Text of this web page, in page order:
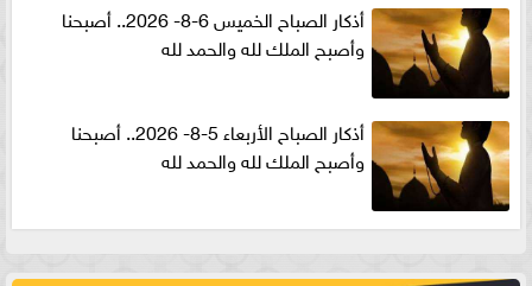
أذكار الصباح الخميس 6-8- 2026.. أصبحنا
وأصبح الملك لله والحمد لله
أذكار الصباح الأربعاء 5-8- 2026.. أصبحنا
وأصبح الملك لله والحمد لله